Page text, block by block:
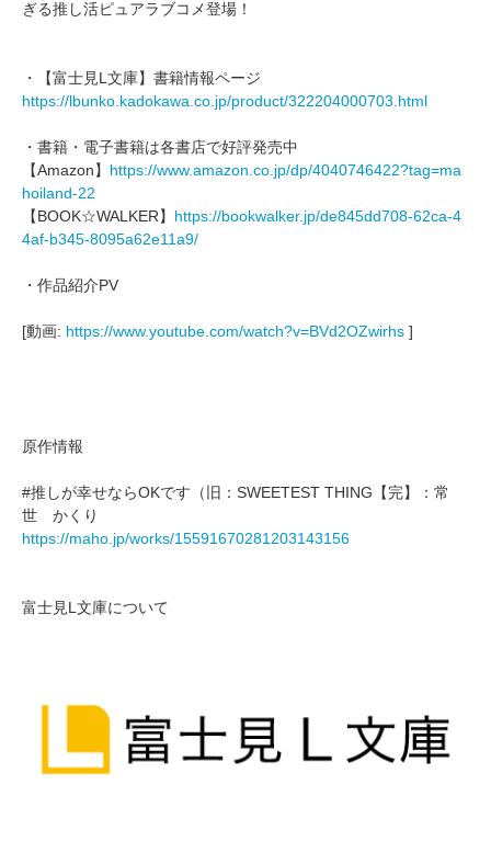
ぎる推し活ピュアラブコメ登場！
・【富士見L文庫】書籍情報ページ
https://lbunko.kadokawa.co.jp/product/322204000703.html
・書籍・電子書籍は各書店で好評発売中
【Amazon】 https://www.amazon.co.jp/dp/4040746422?tag=ma
hoiland-22
【BOOK☆WALKER】 https://bookwalker.jp/de845dd708-62ca-4
4af-b345-8095a62e11a9/
・作品紹介PV
[動画: https://www.youtube.com/watch?v=BVd2OZwirhs ]
原作情報
#推しが幸せならOKです（旧：SWEETEST THING【完】：常
世 かくり
https://maho.jp/works/15591670281203143156
富士見L文庫について